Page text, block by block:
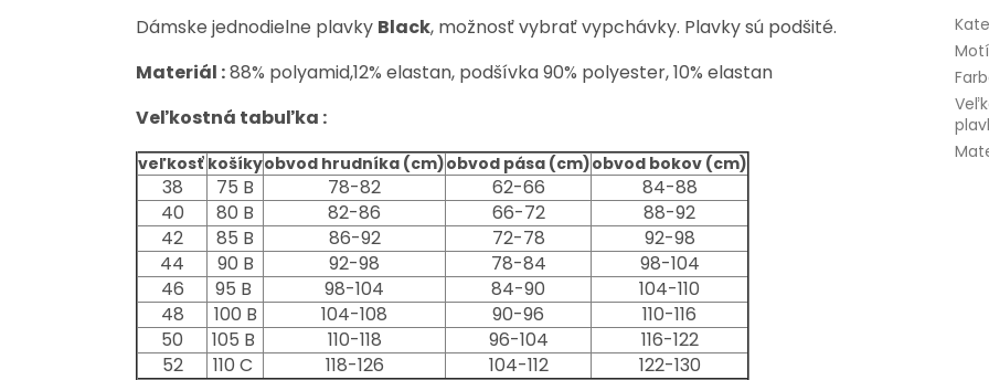
Dámske jednodielne plavky Black, možnosť vybrať vypchávky. Plavky sú podšité.
Materiál :88% polyamid,12% elastan, podšívka 90% polyester, 10% elastan
Veľkostná tabuľka :
veľkosť košíkyobvod hrudníka (cm)obvod pása (cm)obvod bokov (cm)
38 75 B 78-82 62-66
84-88
40
80 B 82-86 66-72
88-92
42
85 B 86-92 72-78
92-98
44
90 B 92-98 78-84
98-104
46
95 B 98-104 84-90
104-110
48
100 B 104-108 90-96
110-116
50
105 B 110-118 96-104
116-122
52
110 C 118-126 104-112 122-130